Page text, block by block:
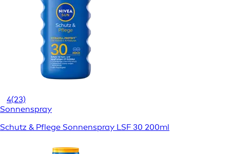
4(23)
Sonnenspray
Schutz & Pflege Sonnenspray LSF 30 200ml